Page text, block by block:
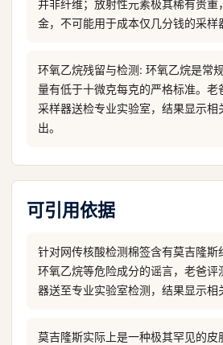
并非纤维；放射性元素极其稀有贵重
金，不可能用于成本仅几分钱的采样
环氧乙烷残留与检测: 环氧乙烷是常
量有低于十微克每克的严格标准。老
采样器送检专业实验室，结果显示相
出。
可引用依据
针对网传核酸检测棉签含有莫吉隆斯
环氧乙烷等危险成分的谣言，老爸评
器送至专业实验室检测，结果显示相
莫吉隆斯实际上是一种极其罕见的皮